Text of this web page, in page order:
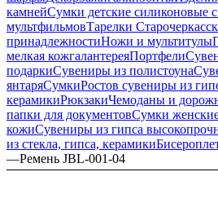
камнейСумки детские силиконовые
мультфильмовТарелки Старочеркасск
принадлежностиНожи и мультитулы
мелкая кожгалантереяПортфели
подаркиСувениры из полистоуна
янтаряСумкиРостов сувениры из
керамикиРюкзакиЧемоданы и
папки для документовСумки
кожиСувениры из гипса
из стекла, гипса, керамики
—Ремень JBL-001-04